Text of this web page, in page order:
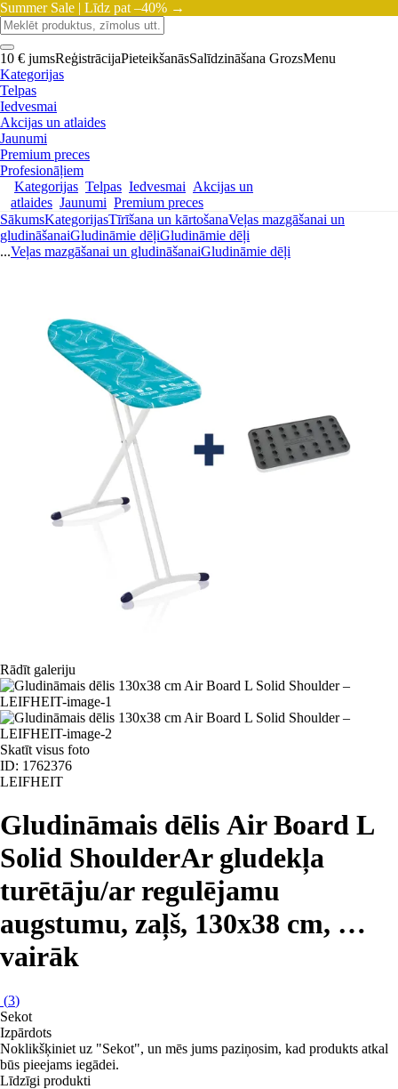
Summer Sale | Līdz pat –40% →
10 € jumsReģistrācijaPieteikšanāsSalīdzināšana GrozsMenu
Kategorijas
Telpas
Iedvesmai
Akcijas un atlaides
Jaunumi
Premium preces
Profesionāļiem
Kategorijas Telpas Iedvesmai Akcijas un
atlaides Jaunumi Premium preces
SākumsKategorijasTīrīšana un kārtošanaVeļas mazgāšanai un
gludināšanaiGludināmie dēļiGludināmie dēļi
...Veļas mazgāšanai un gludināšanaiGludināmie dēļi
Rādīt galeriju
Skatīt visus foto
ID: 1762376
LEIFHEIT
Gludināmais dēlis Air Board L
Solid ShoulderAr gludekļa
turētāju/ar regulējamu
augstumu, zaļš, 130x38 cm, …
vairāk
(3)
Sekot
Izpārdots
Noklikšķiniet uz "Sekot", un mēs jums paziņosim, kad produkts atkal
būs pieejams iegādei.
Līdzīgi produkti